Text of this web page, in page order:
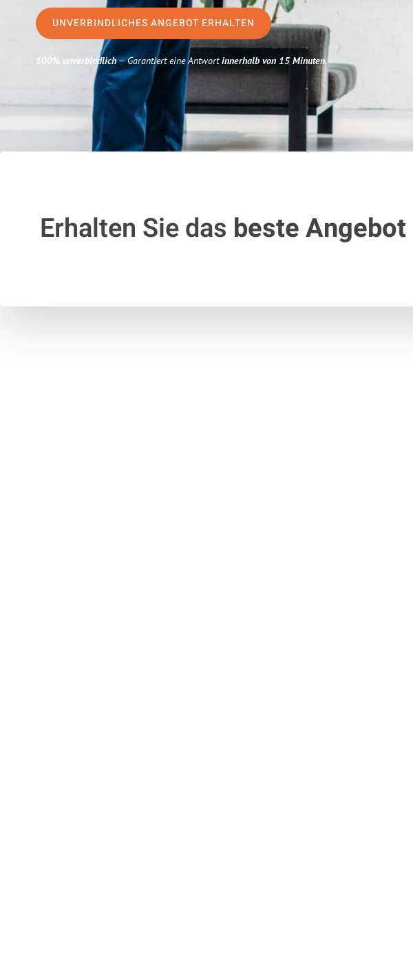
UNVERBINDLICHES ANGEBOT ERHALTEN
100% unverbindlich– Garantiert eine Antwortinnerhalb von 15 Minuten.
Erhalten Sie das beste Angebot